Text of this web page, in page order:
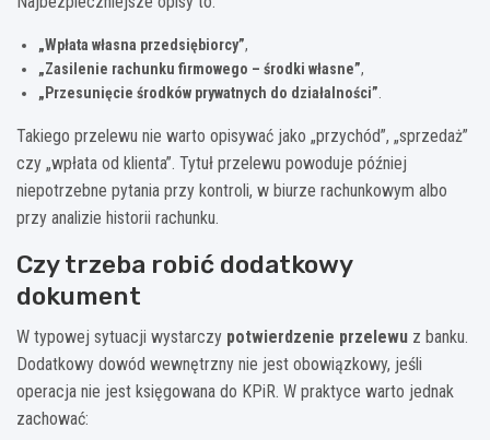
„Wpłata własna przedsiębiorcy”,
„Zasilenie rachunku firmowego – środki własne”,
„Przesunięcie środków prywatnych do działalności”
Takiego przelewu nie warto opisywać jako „przychód”, „sprzedaż”
czy „wpłata od klienta”. Tytuł przelewu powoduje później
niepotrzebne pytania przy kontroli, w biurze rachunkowym albo
przy analizie historii rachunku.
Czy trzeba robić dodatkowy
dokument
W typowej sytuacji wystarczy potwierdzenie przelewu z banku.
Dodatkowy dowód wewnętrzny nie jest obowiązkowy, jeśli
operacja nie jest księgowana do KPiR. W praktyce warto jednak
zachować: